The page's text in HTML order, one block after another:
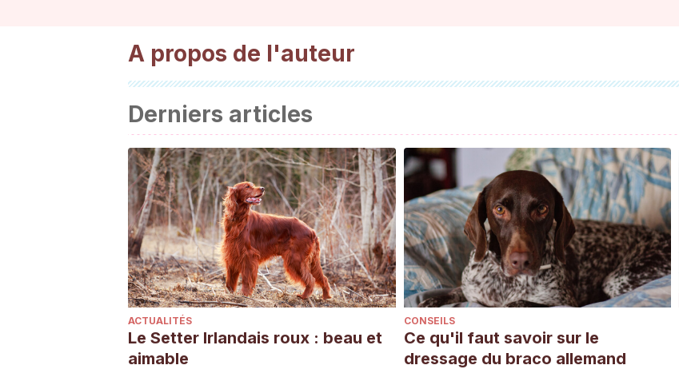
A propos de l'auteur
Derniers articles
ACTUALITÉS
Le Setter Irlandais roux : beau et
aimable
CONSEILS
Ce qu'il faut savoir sur le
dressage du braco allemand